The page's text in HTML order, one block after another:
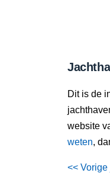
Dit is de
website
weten,
<<